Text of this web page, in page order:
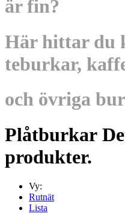
är fin?
Här hittar du
teburkar,
och övriga
Plåtburkar
produkter.
Vy:
Rutnät
Lista